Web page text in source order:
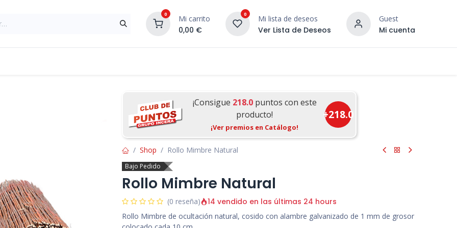
0 Mi carrito
0,00 €
0 Mi lista de deseos
Ver Lista de Deseos
Guest
Mi cuenta
¡DESCUBRE NUESTRO
¡Consigue 218.0puntos con este
producto!
¡Ver premios en Catálogo!
+218.0
Shop Rollo Mimbre Natural
Bajo Pedido
Rollo Mimbre Natural
(0 reseña) 14 vendido en las últimas 24 hours
Rollo Mimbre de ocultación natural, cosido con alambre galvanizado de 1 mm de grosor